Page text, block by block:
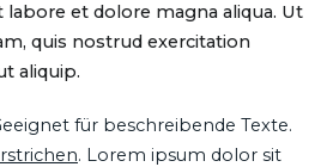
et dolore magna aliqua. Ut
quis nostrud exercitation
aliquip.
für beschreibende Texte.
. Lorem ipsum dolor sit